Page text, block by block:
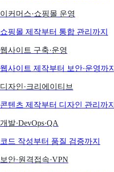
이커머스·쇼핑몰 운영
쇼핑몰 제작부터 통합 관리까지
웹사이트 구축·운영
웹사이트 제작부터 보안·운영까지
디자인·크리에이티브
콘텐츠 제작부터 디자인 관리까지
개발·DevOps·QA
코드 작성부터 품질 검증까지
보안·원격접속·VPN